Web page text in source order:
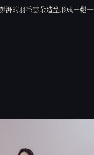
湃的羽毛雲朵造型形成一鬆一